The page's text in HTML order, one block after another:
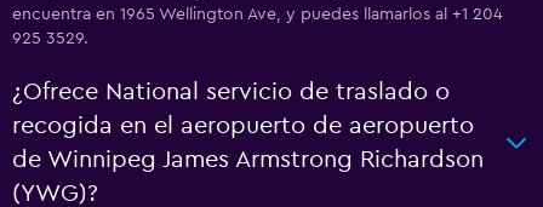
encuentra en 1965 Wellington Ave, y puedes llamarlos al +1 204
925 3529.
¿Ofrece National servicio de traslado o
recogida en el aeropuerto de aeropuerto
de Winnipeg James Armstrong Richardson
(YWG)?